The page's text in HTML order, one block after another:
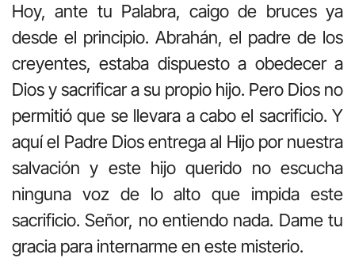
Hoy, ante tu Palabra, caigo de bruces ya
desde el principio. Abrahán, el padre de los
creyentes, estaba dispuesto a obedecer a
Dios y sacrificar a su propio hijo. Pero Dios no
permitió que se llevara a cabo el sacrificio. Y
aquí el Padre Dios entrega al Hijo por nuestra
salvación y este hijo querido no escucha
ninguna voz de lo alto que impida este
sacrificio. Señor, no entiendo nada. Dame tu
gracia para internarme en este misterio.